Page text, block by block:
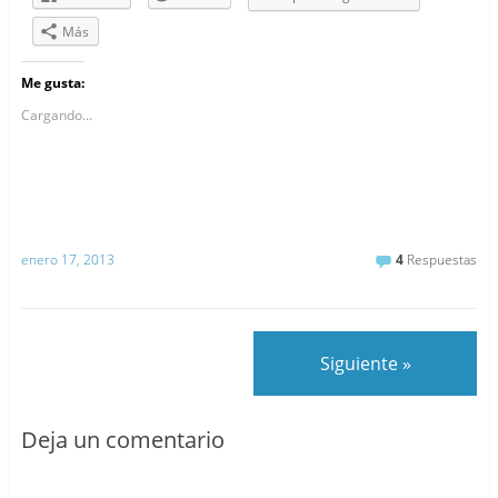
Más
Me gusta:
Cargando...
enero 17, 2013 4 Respuestas
Siguiente »
Deja un comentario